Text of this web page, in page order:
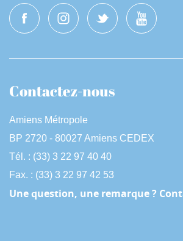
Contactez-nous
Amiens Métropole
BP 2720 - 80027 Amiens CEDEX
Tél. : (33) 3 22 97 40 40
Fax. : (33) 3 22 97 42 53
Une question, une remarque ?